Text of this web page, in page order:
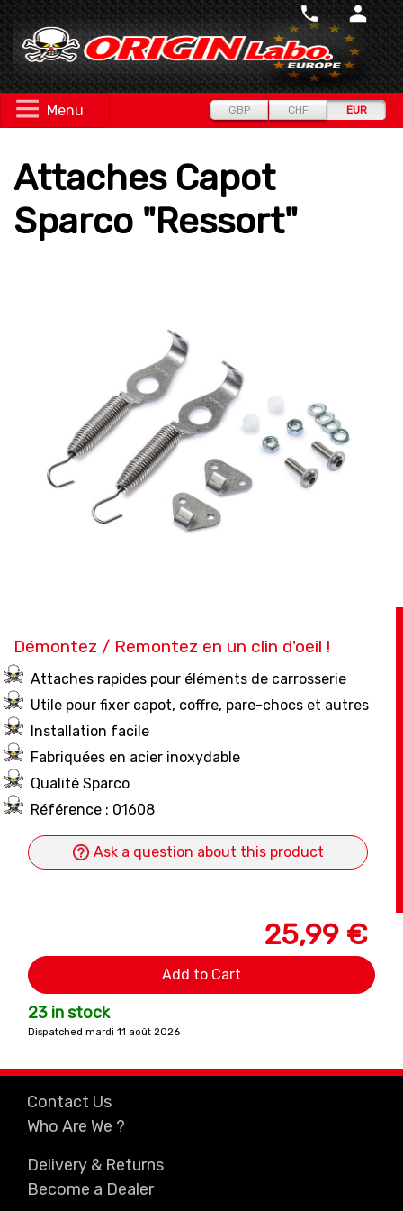
Menu GBP CHF EUR
Attaches Capot
Sparco "Ressort"
Démontez / Remontez en un clin d'oeil !
Attaches rapides pour éléments de carrosserie
Utile pour fixer capot, coffre, pare-chocs et autres
Installation facile
Fabriquées en acier inoxydable
Qualité Sparco
Référence : 01608
Ask a question about this product
25,99 €
Add to Cart
23 in stock
Dispatched mardi 11 août 2026
Contact Us
Who Are We ?
Delivery & Returns
Become a Dealer